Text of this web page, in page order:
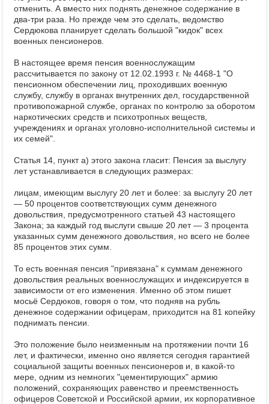
отменить. А вместо них поднять денежное содержание в
два-три раза. Но прежде чем это сделать, ведомство
Сердюкова планирует сделать большой "кидок" всех
военных пенсионеров.
В настоящее время пенсия военнослужащим
рассчитывается по закону от 12.02.1993 г. № 4468-1 "О
пенсионном обеспечении лиц, проходивших военную
службу, службу в органах внутренних дел, государственной
противопожарной службе, органах по контролю за оборотом
наркотических средств и психотропных веществ,
учреждениях и органах уголовно-исполнительной системы и
их семей".
Статья 14, пункт а) этого закона гласит: Пенсия за выслугу
лет устанавливается в следующих размерах:
лицам, имеющим выслугу 20 лет и более: за выслугу 20 лет
— 50 процентов соответствующих сумм денежного
довольствия, предусмотренного статьей 43 настоящего
Закона; за каждый год выслуги свыше 20 лет — 3 процента
указанных сумм денежного довольствия, но всего не более
85 процентов этих сумм.
То есть военная пенсия "привязана" к суммам денежного
довольствия реальных военнослужащих и индексируется в
зависимости от его изменения. Именно об этом пишет
мосьё Сердюков, говоря о том, что подняв на рубль
денежное содержании офицерам, приходится на 81 копейку
поднимать пенсии.
Это положение было неизменным на протяжении почти 16
лет, и фактически, именно оно является сегодня гарантией
социальной защиты военных пенсионеров и, в какой-то
мере, одним из немногих "цементирующих" армию
положений, сохраняющих равенство и преемственность
офицеров Советской и Российской армии, их корпоративное